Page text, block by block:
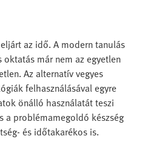
az idő. A modern tanulás
már nem az egyetlen
Az alternatív vegyes
felhasználásával egyre
önálló használatát teszi
a problémamegoldó készség
és időtakarékos is.